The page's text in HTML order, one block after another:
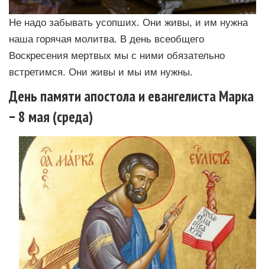
Не надо забывать усопших. Они живы, и им нужна
наша горячая молитва. В день всеобщего
Воскресения мертвых мы с ними обязательно
встретимся. Они живы и мы им нужны.
День памяти апостола и евангелиста Марка
− 8 мая (среда)